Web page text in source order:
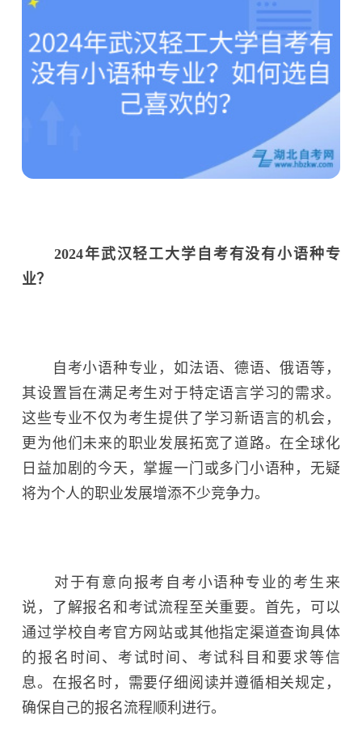
2024年武汉轻工大学自考有没有小语种专
业？
自考小语种专业，如法语、德语、俄语等，
其设置旨在满足考生对于特定语言学习的需求。
这些专业不仅为考生提供了学习新语言的机会，
更为他们未来的职业发展拓宽了道路。在全球化
日益加剧的今天，掌握一门或多门小语种，无疑
将为个人的职业发展增添不少竞争力。
对于有意向报考自考小语种专业的考生来
说，了解报名和考试流程至关重要。首先，可以
通过学校自考官方网站或其他指定渠道查询具体
的报名时间、考试时间、考试科目和要求等信
息。在报名时，需要仔细阅读并遵循相关规定，
确保自己的报名流程顺利进行。